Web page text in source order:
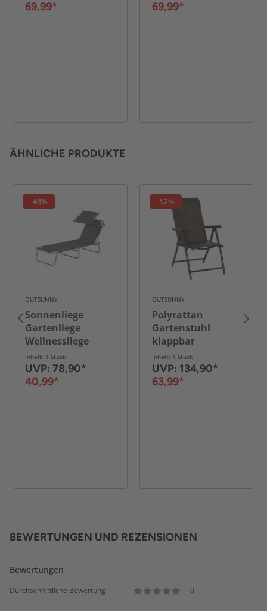
48 cm - Grau
69,99* 48 cm - Schwarz
69,99*
ÄHNLICHE PRODUKTE
-48%
OUTSUNNY
Sonnenliege
Gartenliege
Wellnessliege
Strandliege
klappbar mit
Sonnenschutz
Inhalt: 1 Stück
UVP: 78,90*
40,99*
-52%
OUTSUNNY
Polyrattan
Gartenstuhl
klappbar
Rückenlehne 7
stufig
Braun+Schwarz
Inhalt: 1 Stück
UVP: 134,90*
63,99*
BEWERTUNGEN UND REZENSIONEN
Bewertungen
Durchschnittliche Bewertung 0